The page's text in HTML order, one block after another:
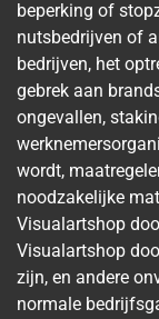
beperking of
nutsbedrijven of
bedrijven, het
gebrek aan
ongevallen,
wordt,
noodzakelijke
Visualartshop
Visualartshop
zijn, en andere
normale